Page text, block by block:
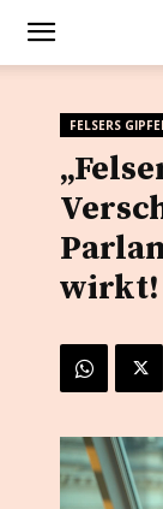
FELSERS
wirkt!